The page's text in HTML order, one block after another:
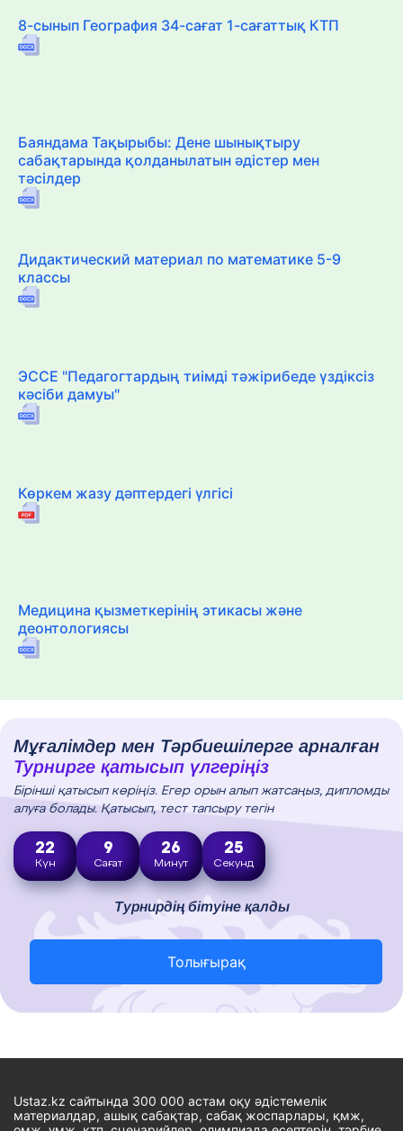
8-сынып География 34-сағат 1-сағаттық КТП
Баяндама Тақырыбы: Дене шынықтыру
сабақтарында қолданылатын әдістер мен
тәсілдер
Дидактический материал по математике 5-9
классы
ЭССЕ "Педагогтардың тиімді тәжірибеде үздіксіз
кәсіби дамуы"
Көркем жазу дәптердегі үлгісі
Медицина қызметкерінің этикасы және
деонтологиясы
Мұғалімдер мен Тәрбиешілерге арналған
Турнирге қатысып үлгеріңіз
Бірінші қатысып көріңіз. Егер орын алып жатсаңыз, дипломды
алуға болады. Қатысып, тест тапсыру тегін
22
Күн
9
Сағат
26
Минут
24
Секунд
Турнирдің бітуіне қалды
Толығырақ
Ustaz.kz сайтында 300 000 астам оқу әдістемелік
материалдар, ашық сабақтар, сабақ жоспарлары, қмж,